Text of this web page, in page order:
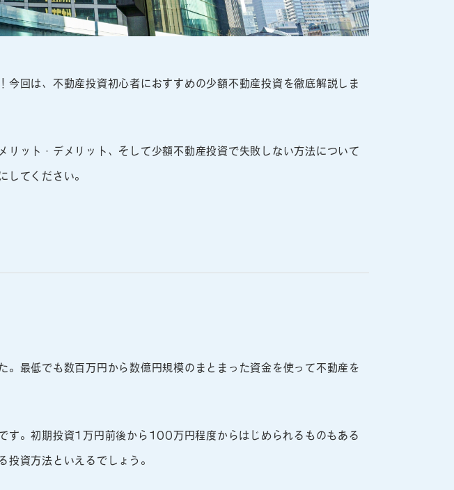
回は、不動産投資初心者におすすめの少額不動産投資を徹底解説しま
ット・デメリット、そして少額不動産投資で失敗しない方法について
してください。
最低でも数百万円から数億円規模のまとまった資金を使って不動産を
す。初期投資1万円前後から100万円程度からはじめられるものもある
投資方法といえるでしょう。